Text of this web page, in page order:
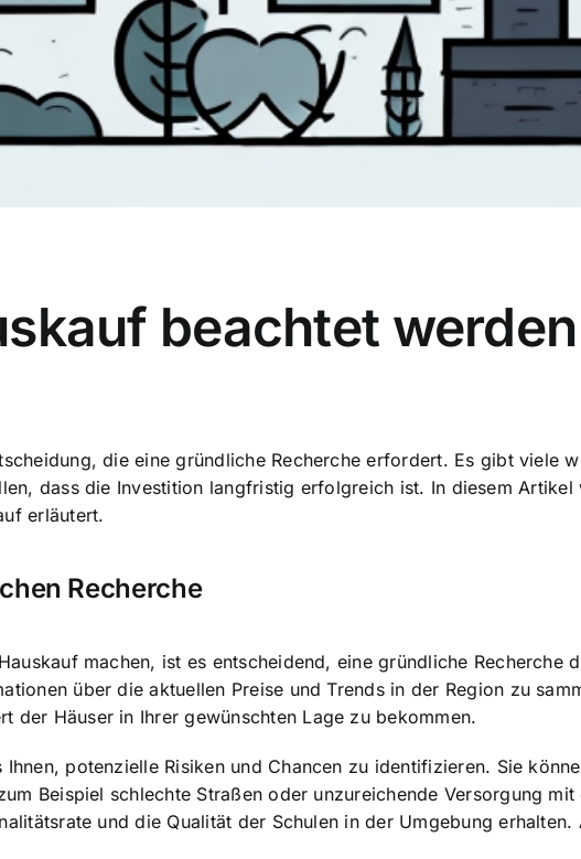
beachtet
die eine gründliche Recherche erfordert. Es gibt viele
dass die Investition langfristig erfolgreich ist. In diesem
erläutert.
Recherche
machen, ist es entscheidend, eine gründliche Recherche
über die aktuellen Preise und Trends in der Region zu
der Häuser in Ihrer gewünschten Lage zu bekommen.
potenzielle Risiken und Chancen zu identifizieren. Sie
Beispiel schlechte Straßen oder unzureichende Versorgung
und die Qualität der Schulen in der Umgebung